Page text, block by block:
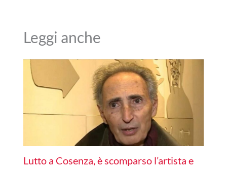
Leggi anche
Lutto a Cosenza, è scomparso l’artista e